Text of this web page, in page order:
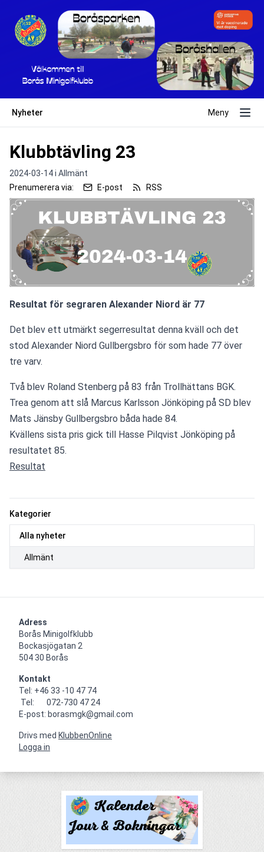
Nyheter Meny
Kategorier
Alla nyheter
Allmänt
Klubbtävling 23
2024-03-14 i Allmänt
Prenumerera via:
E-post RSS
Resultat för segraren Alexander Niord är 77
Det blev ett utmärkt segerresultat denna kväll och det
stod Alexander Niord Gullbergsbro för som hade 77 över
tre varv.
Två blev Roland Stenberg på 83 från Trollhättans BGK.
Trea genom att slå Marcus Karlsson Jönköping på SD blev
Mats Jänsby Gullbergsbro båda hade 84.
Kvällens sista pris gick till Hasse Pilqvist Jönköping på
resultatet 85.
Resultat
Adress
Borås Minigolfklubb
Bockasjögatan 2
504 30 Borås
Kontakt
Tel: +46 33 -10 47 74
E-post: borasmgk@gmail.com
Drivs med KlubbenOnline
Logga in